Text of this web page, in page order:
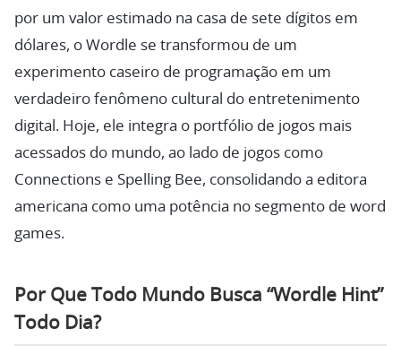
por um valor estimado na casa de sete dígitos em
dólares, o Wordle se transformou de um
experimento caseiro de programação em um
verdadeiro fenômeno cultural do entretenimento
digital. Hoje, ele integra o portfólio de jogos mais
acessados do mundo, ao lado de jogos como
Connections e Spelling Bee, consolidando a editora
americana como uma potência no segmento de word
games.
Por Que Todo Mundo Busca “Wordle Hint”
Todo Dia?